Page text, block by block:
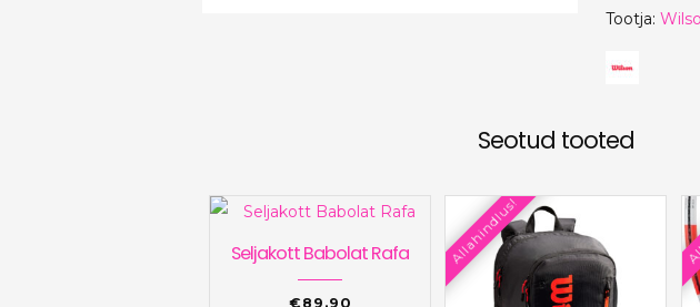
Tootja:
Seotud tooted
Seljakott Babolat Rafa
€ 89.90
Allahindlus!